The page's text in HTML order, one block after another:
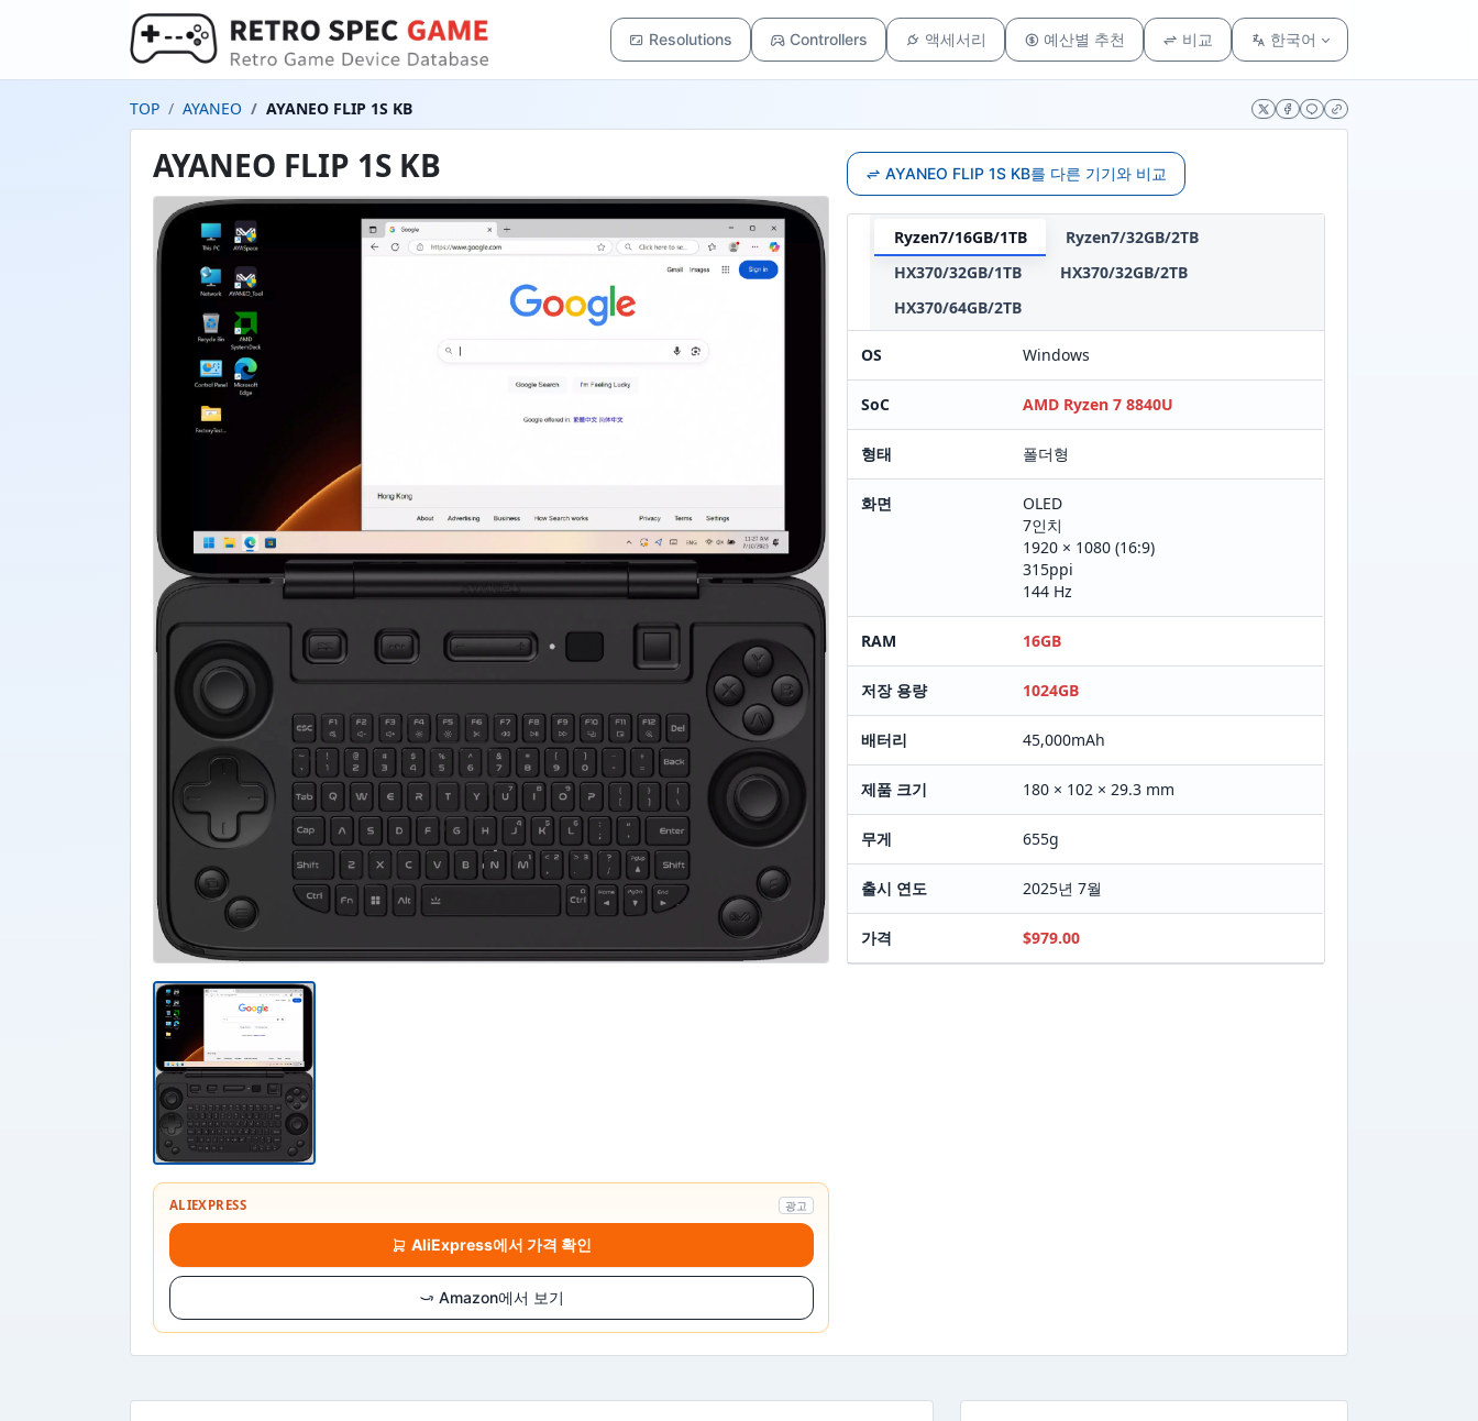
Resolutions Controllers 액세서리 예산별 추천 비교 한국어
TOP AYANEO AYANEO FLIP 1S KB
AYANEO FLIP 1S KB
ALIEXPRESS 광고
AliExpress에서 가격 확인
Amazon에서 보기
AYANEO FLIP 1S KB를 다른 기기와 비교
Ryzen7/16GB/1TB
Ryzen7/32GB/2TB
HX370/32GB/1TB
HX370/32GB/2TB
HX370/64GB/2TB
OS Windows
SoC AMD Ryzen 7 8840U
형태 폴더형
화면
OLED
7인치
1920 × 1080 (16:9)
315ppi
144 Hz
RAM 16GB
저장 용량 1024GB
배터리 45,000mAh
제품 크기 180 × 102 × 29.3 mm
무게 655g
출시 연도 2025년 7월
가격 $979.00